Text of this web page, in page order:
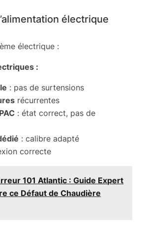
électrique
électrique :
:
: pas de surtensions
récurrentes
: état correct, pas de
: calibre adapté
correcte
101 Atlantic : Guide Expert
ce Défaut de Chaudière